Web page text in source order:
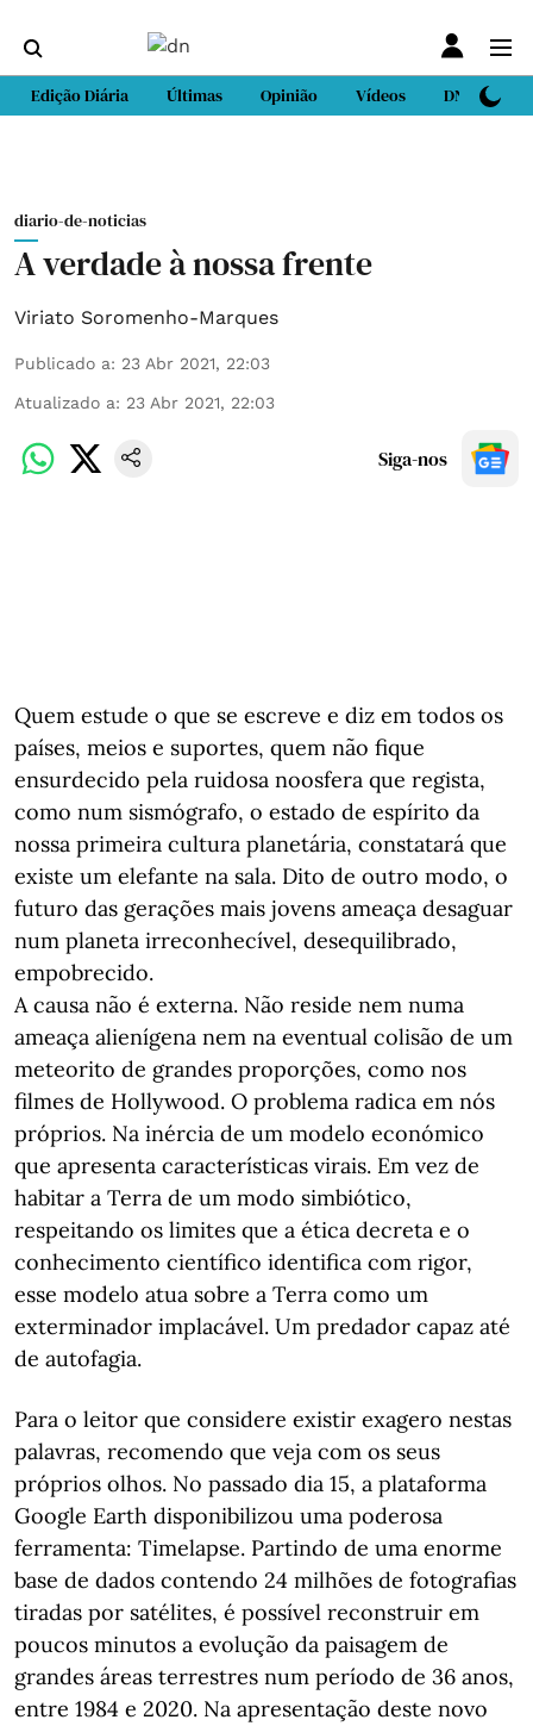
Edição Diária Últimas Opinião Vídeos DN Sport
diario-de-noticias
A verdade à nossa frente
Viriato Soromenho-Marques
Publicado a: 23 Abr 2021, 22:03
Atualizado a: 23 Abr 2021, 22:03
Siga-nos
Quem estude o que se escreve e diz em todos os
países, meios e suportes, quem não fique
ensurdecido pela ruidosa noosfera que regista,
como num sismógrafo, o estado de espírito da
nossa primeira cultura planetária, constatará que
existe um elefante na sala. Dito de outro modo, o
futuro das gerações mais jovens ameaça desaguar
num planeta irreconhecível, desequilibrado,
empobrecido.
A causa não é externa. Não reside nem numa
ameaça alienígena nem na eventual colisão de um
meteorito de grandes proporções, como nos
filmes de Hollywood. O problema radica em nós
próprios. Na inércia de um modelo económico
que apresenta características virais. Em vez de
habitar a Terra de um modo simbiótico,
respeitando os limites que a ética decreta e o
conhecimento científico identifica com rigor,
esse modelo atua sobre a Terra como um
exterminador implacável. Um predador capaz até
de autofagia.
Para o leitor que considere existir exagero nestas
palavras, recomendo que veja com os seus
próprios olhos. No passado dia 15, a plataforma
Google Earth disponibilizou uma poderosa
ferramenta: Timelapse. Partindo de uma enorme
base de dados contendo 24 milhões de fotografias
tiradas por satélites, é possível reconstruir em
poucos minutos a evolução da paisagem de
grandes áreas terrestres num período de 36 anos,
entre 1984 e 2020. Na apresentação deste novo